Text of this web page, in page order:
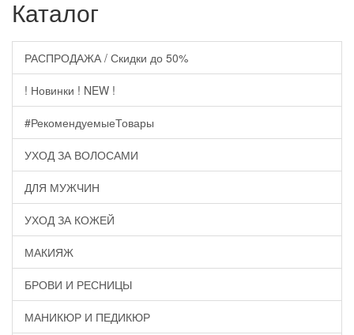
Каталог
РАСПРОДАЖА / Скидки до 50%
! Новинки ! NEW !
#РекомендуемыеТовары
УХОД ЗА ВОЛОСАМИ
ДЛЯ МУЖЧИН
УХОД ЗА КОЖЕЙ
МАКИЯЖ
БРОВИ И РЕСНИЦЫ
МАНИКЮР И ПЕДИКЮР